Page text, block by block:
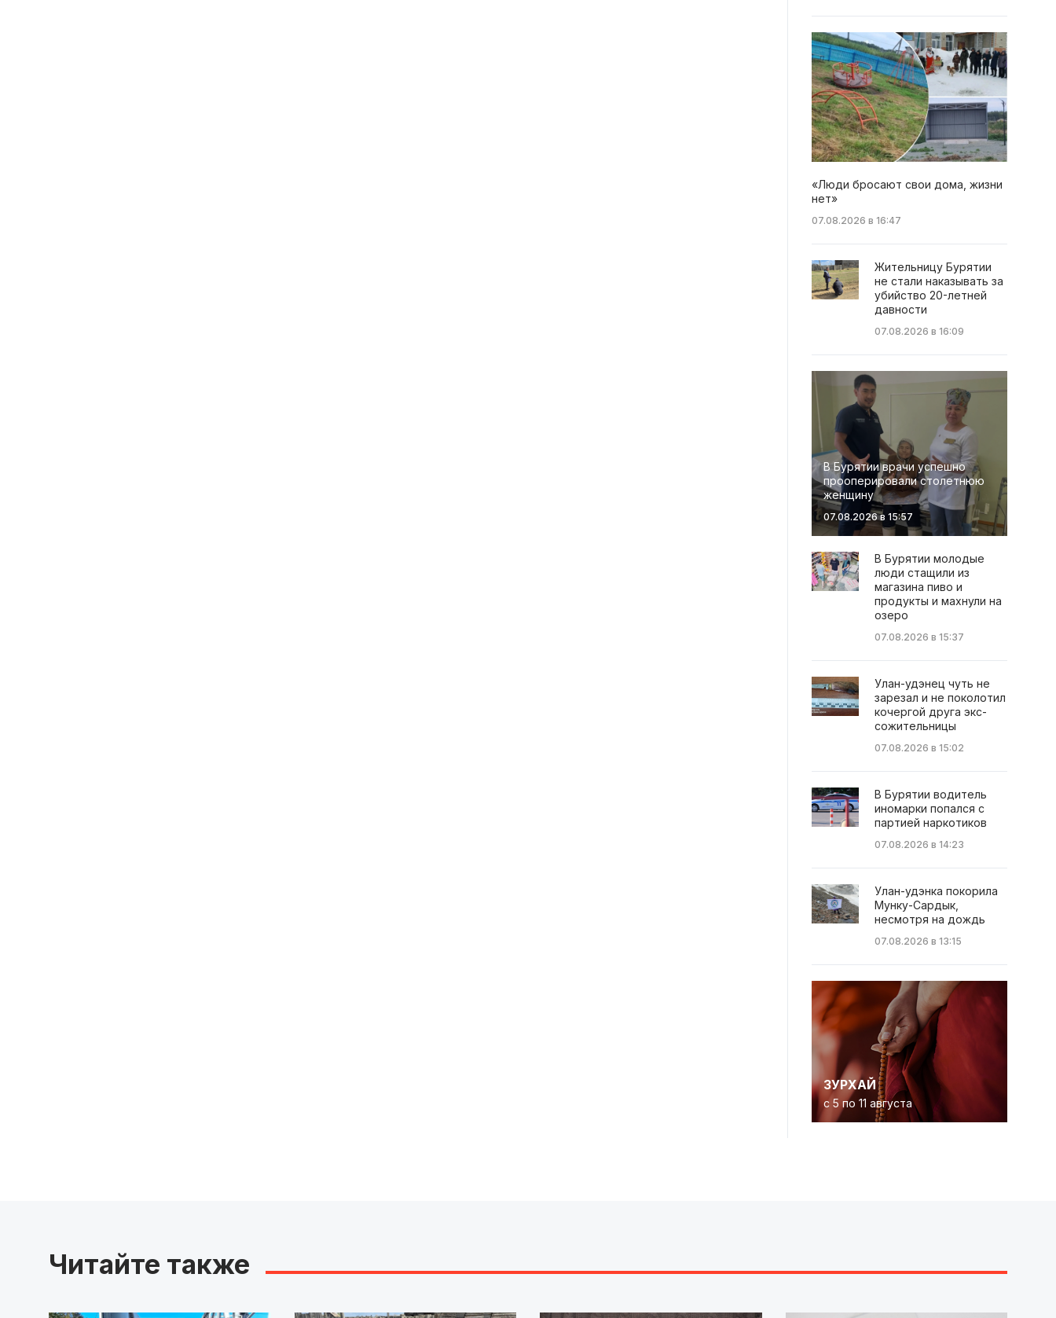
«Люди бросают свои дома, жизни
нет»
07.08.2026 в 16:47
Жительницу Бурятии
не стали наказывать за
убийство 20-летней
давности
07.08.2026 в 16:09
В Бурятии врачи успешно
прооперировали столетнюю
женщину
07.08.2026 в 15:57
В Бурятии молодые
люди стащили из
магазина пиво и
продукты и махнули на
озеро
07.08.2026 в 15:37
Улан-удэнец чуть не
зарезал и не поколотил
кочергой друга экс-
сожительницы
07.08.2026 в 15:02
В Бурятии водитель
иномарки попался с
партией наркотиков
07.08.2026 в 14:23
Улан-удэнка покорила
Мунку-Сардык,
несмотря на дождь
07.08.2026 в 13:15
ЗУРХАЙ
с 5 по 11 августа
Читайте также